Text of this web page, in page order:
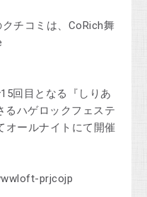
チコミは、CoRich舞
回目となる『しりあ
ハゲロックフェステ
オールナイトにて開催
prjcojp